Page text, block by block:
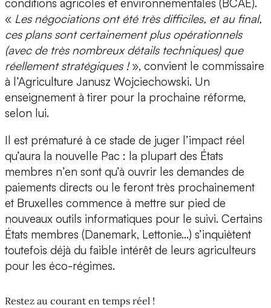
conditions agricoles et environnementales (BCAE).
« Les négociations ont été très difficiles, et au final,
ces plans sont certainement plus opérationnels
(avec de très nombreux détails techniques) que
réellement stratégiques !», convient le commissaire
à l’Agriculture Janusz Wojciechowski. Un
enseignement à tirer pour la prochaine réforme,
selon lui.
Il est prématuré à ce stade de juger l’impact réel
qu’aura la nouvelle Pac : la plupart des États
membres n’en sont qu’à ouvrir les demandes de
paiements directs ou le feront très prochainement
et Bruxelles commence à mettre sur pied de
nouveaux outils informatiques pour le suivi. Certains
États membres (Danemark, Lettonie…) s’inquiètent
toutefois déjà du faible intérêt de leurs agriculteurs
pour les éco-régimes.
Restez au courant en temps réel !